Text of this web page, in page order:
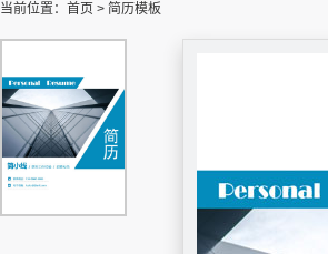
当前位置： 首页 > 简历模板